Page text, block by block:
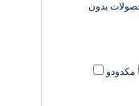
بدون
مکدودو